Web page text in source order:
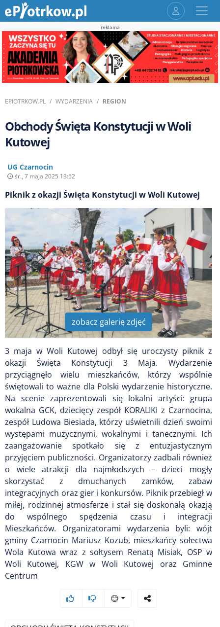
reklama
EPIOTRKOW.PL WYDARZENIA REGION
Obchody Święta Konstytucji w Woli
Kutowej
UG Czarnocin
śr., 7 maja 2025 13:52
Piknik z okazji Święta Konstytucji w Woli Kutowej
zobacz galerię zdjęć
3 maja w Woli Kutowej odbył się uroczysty piknik z
okazji Święta Konstytucji 3 Maja. Wydarzenie
przyciągnęło wielu mieszkańców, którzy wspólnie
świętowali to ważne dla Polski wydarzenie historyczne.
Na scenie zaprezentowali się lokalni artyści: grupa
wokalna GCK, dziecięcy zespół KORALIKI z Czarnocina,
zespół Ludowa Biesiada, którzy uświetnili dzień swoimi
występami muzycznymi, wokalnymi i tanecznymi. Ich
zaangażowanie spotkało się z entuzjastycznym
przyjęciem publiczności. Organizatorzy zadbali również
o wiele atrakcji dla najmłodszych – dzieci mogły
skorzystać z dmuchanych zamków, zabaw
integracyjnych oraz gier i konkursów. Piknik przebiegł w
miłej, rodzinnej atmosferze i stał się doskonałą okazją
do wspólnego spędzenia czasu i integracji
Mieszkańców. Organizatorami wydarzenia byli: wójt
gminy Czarnocin Mariusz Kozub, mieszkańcy sołectwa
Wola Kutowa wraz z sołtysem Renatą Misiak, OSP w
Woli Kutowej, KGW w Woli Kutowej oraz Gminne
Centrum
😊